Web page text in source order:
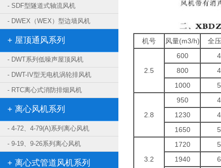
- SDF型隧道式轴流风机
- DWEX（WEX）型边墙风机
+ 屋顶通风系列
- DWT系列低噪声屋顶风机
- DWT-IV型无电机涡轮排风机
- RTC离心式消防排烟风机
+ 离心风机系列
- 4-72、4-79(A)系列离心风机
- 9-19、9-26系列离心风机
+ 离心式管道风机系列
机号 风量(m3/h) 全
2.5
600
800
1000
2.8
950
1230
1650
3.2
1720
1940